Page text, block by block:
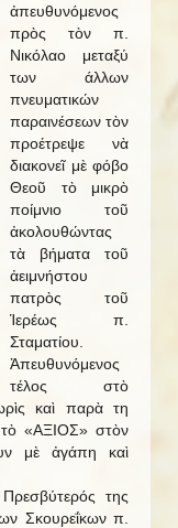
ἀπευθυνόμενος
πρὸς τὸν π.
Νικόλαο μεταξύ
των άλλων
πνευματικών
παραινέσεων τὸν
προέτρεψε νὰ
διακονεῖ μὲ φόβο
Θεοῦ τὸ μικρὸ
ποίμνιο τοῦ
ἀκολουθώντας
τὰ βήματα τοῦ
ἀειμνήστου
πατρὸς τοῦ
Ἱερέως π.
Σταματίου.
Ἀπευθυνόμενος
τέλος στὸ
καὶ παρὰ τη
τὸ «ΑΞΙΟΣ» στὸν
μὲ ἀγάπη καὶ
της
Σκουρεΐκων π.